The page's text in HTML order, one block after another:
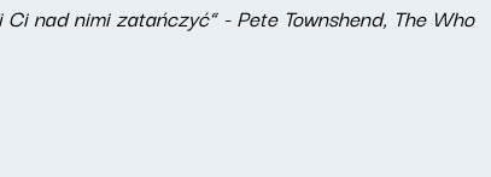
nad nimi zatańczyć” - Pete Townshend, The Who